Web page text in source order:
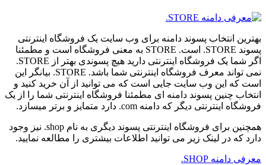
بهترین انتخاب پسوند دامنه برای وب سایت یک فروشگاه اینترنتی
پسوند STORE. است. STORE به معنی فروشگاه است و مطمئنا
اگر شما یک فروشگاه اینترنتی دارید هیچ پسوندی بهتر از STORE.
نمی تواند معرف فروشگاه اینترنتی شما باشد. STORE. بیانگر این
است که این وب سایت جایی است که می توانید از آن خرید کنید و
انتخاب چنین پسوند دامنه ای مطمئنا فروشگاه اینترنتی شما را از یک
فروشگاه اینترنتی دیگر که دامنه com. دارد متمایز و برتر میسازد.
همچنین برای فروشگاه اینترنتی پسوند دیگری به نام shop. نیز وجود
دارد که در لینک زیر می توانید اطلاعات بیشتری را مطالعه نمایید.
معرفی دامنه SHOP.